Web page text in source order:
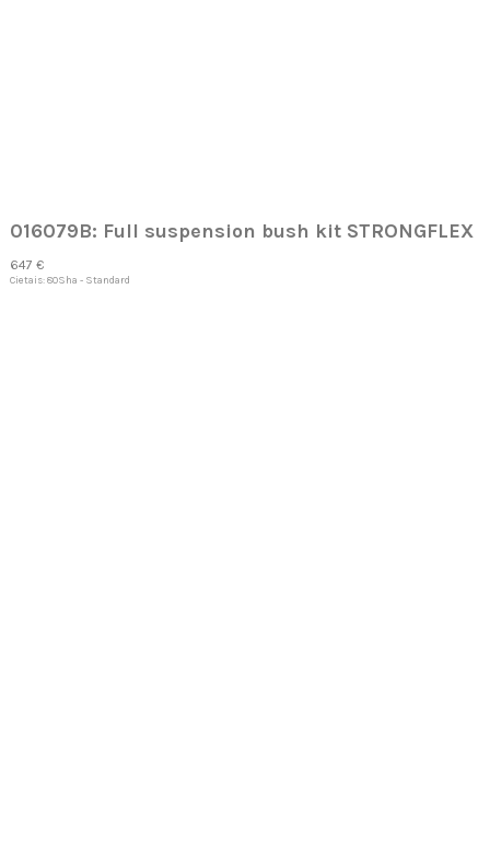
016079B: Full suspension bush kit STRONGFLEX
647 €
Cietais: 80Sha - Standard